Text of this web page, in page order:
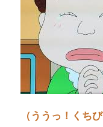
（ううっ！くち